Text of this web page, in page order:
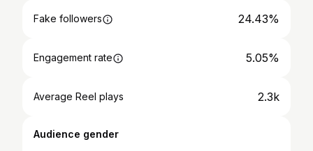
Fake followers 24.43%
Engagement rate 5.05%
Average Reel plays 2.3k
Audience gender